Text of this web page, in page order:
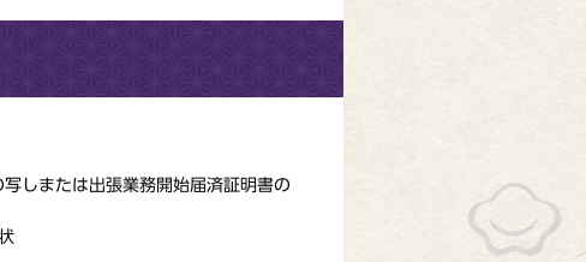
しまたは出張業務開始届済証明書の